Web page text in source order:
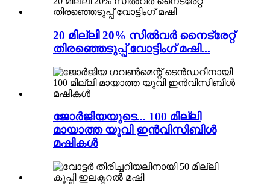
20 മില്ലി 20% സിൽവർ നൈട്രേറ്റ്
തിരഞ്ഞെടുപ്പ് വോട്ടിംഗ് മഷി...
ജോർജിയയുടെ... 100 മില്ലി
മായാത്ത യുവി ഇൻവിസിബിൾ
മഷികൾ